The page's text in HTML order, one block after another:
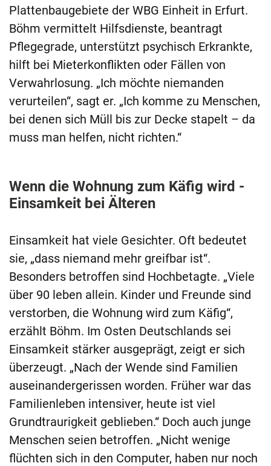
Plattenbaugebiete der WBG Einheit in Erfurt.
Böhm vermittelt Hilfsdienste, beantragt
Pflegegrade, unterstützt psychisch Erkrankte,
hilft bei Mieterkonflikten oder Fällen von
Verwahrlosung. „Ich möchte niemanden
verurteilen“, sagt er. „Ich komme zu Menschen,
bei denen sich Müll bis zur Decke stapelt – da
muss man helfen, nicht richten.“
Wenn die Wohnung zum Käfig wird -
Einsamkeit bei Älteren
Einsamkeit hat viele Gesichter. Oft bedeutet
sie, „dass niemand mehr greifbar ist“.
Besonders betroffen sind Hochbetagte. „Viele
über 90 leben allein. Kinder und Freunde sind
verstorben, die Wohnung wird zum Käfig“,
erzählt Böhm. Im Osten Deutschlands sei
Einsamkeit stärker ausgeprägt, zeigt er sich
überzeugt. „Nach der Wende sind Familien
auseinandergerissen worden. Früher war das
Familienleben intensiver, heute ist viel
Grundtraurigkeit geblieben.“ Doch auch junge
Menschen seien betroffen. „Nicht wenige
flüchten sich in den Computer, haben nur noch